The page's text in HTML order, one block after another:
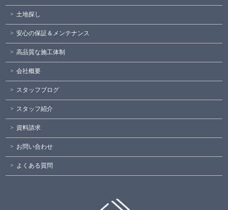
土地探し
安心の保証＆メンテナンス
高品質な施工体制
会社概要
スタッフブログ
スタッフ紹介
資料請求
お問い合わせ
よくある質問